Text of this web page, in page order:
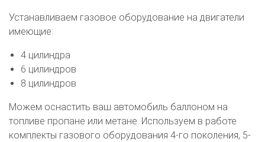
Устанавливаем газовое оборудование на двигатели
имеющие:
4 цилиндра
6 цилиндров
8 цилиндров
Можем оснастить ваш автомобиль баллоном на
топливе пропане или метане. Используем в работе
комплекты газового оборудования 4-го поколения, 5-